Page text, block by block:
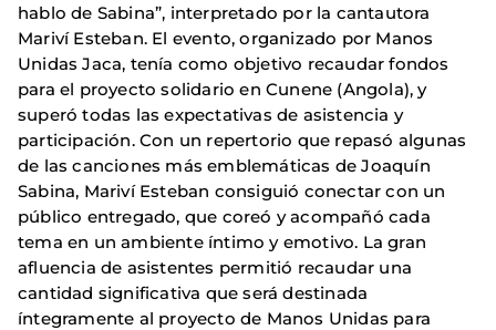
hablo de Sabina”, interpretado por la cantautora
Mariví Esteban. El evento, organizado por Manos
Unidas Jaca, tenía como objetivo recaudar fondos
para el proyecto solidario en Cunene (Angola), y
superó todas las expectativas de asistencia y
participación. Con un repertorio que repasó algunas
de las canciones más emblemáticas de Joaquín
Sabina, Mariví Esteban consiguió conectar con un
público entregado, que coreó y acompañó cada
tema en un ambiente íntimo y emotivo. La gran
afluencia de asistentes permitió recaudar una
cantidad significativa que será destinada
íntegramente al proyecto de Manos Unidas para